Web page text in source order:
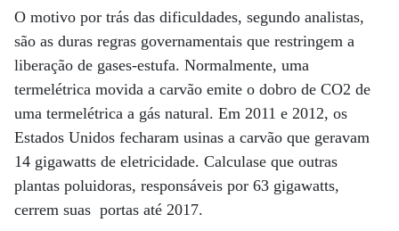
O motivo por trás das dificuldades, segundo analistas,
são as duras regras governamentais que restringem a
liberação de gases-estufa. Normalmente, uma
termelétrica movida a carvão emite o dobro de CO2 de
uma termelétrica a gás natural. Em 2011 e 2012, os
Estados Unidos fecharam usinas a carvão que geravam
14 gigawatts de eletricidade. Calculase que outras
plantas poluidoras, responsáveis por 63 gigawatts,
cerrem suas portas até 2017.